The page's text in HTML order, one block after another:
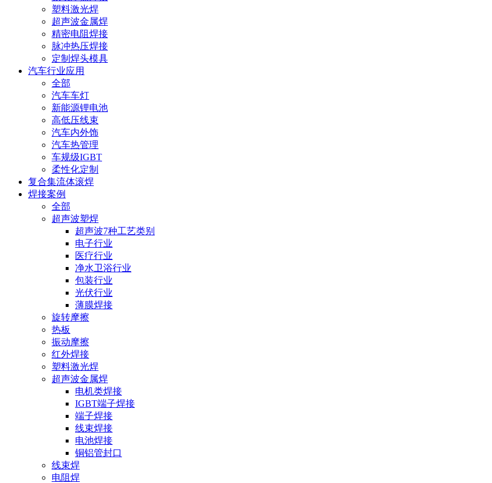
塑料激光焊
超声波金属焊
精密电阻焊接
脉冲热压焊接
定制焊头模具
汽车行业应用
全部
汽车车灯
新能源锂电池
高低压线束
汽车内外饰
汽车热管理
车规级IGBT
柔性化定制
复合集流体滚焊
焊接案例
全部
超声波塑焊
超声波7种工艺类别
电子行业
医疗行业
净水卫浴行业
包装行业
光伏行业
薄膜焊接
旋转摩擦
热板
振动摩擦
红外焊接
塑料激光焊
超声波金属焊
电机类焊接
IGBT端子焊接
端子焊接
线束焊接
电池焊接
铜铝管封口
线束焊
电阻焊